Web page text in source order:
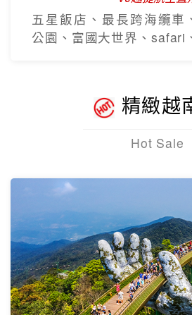
五星飯店、最長跨海纜車
公園、富國大世界、safari
精緻越
Hot Sale